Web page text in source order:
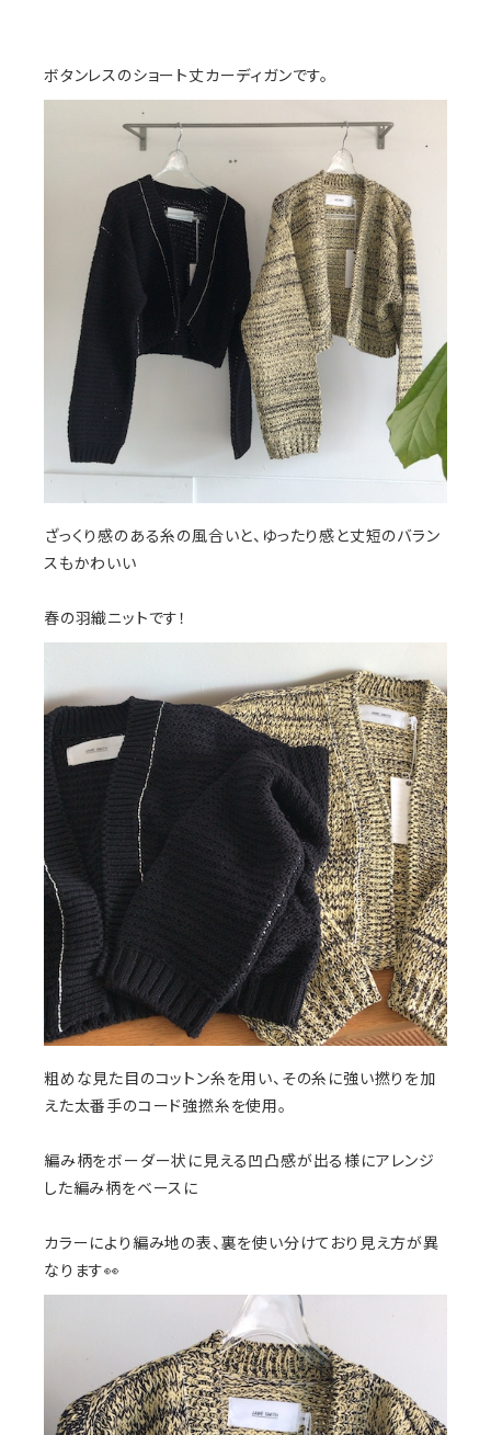
ボタンレスのショート丈カーディガンです。
ざっくり感のある糸の風合いと、ゆったり感と丈短のバラン
スもかわいい
春の羽織ニットです！
粗めな見た目のコットン糸を用い、その糸に強い撚りを加
えた太番手のコード強撚糸を使用。
編み柄をボーダー状に見える凹凸感が出る様にアレンジ
した編み柄をベースに
カラーにより編み地の表、裏を使い分けており見え方が異
なります👀